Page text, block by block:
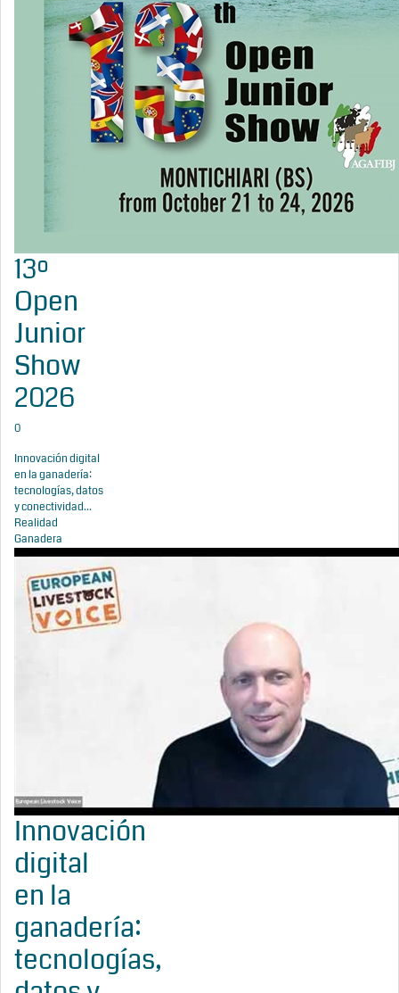
13º
Open
Junior
Show
2026
0
Innovación digital
en la ganadería:
tecnologías, datos
y conectividad...
Realidad
Ganadera
Innovación
digital
en la
ganadería:
tecnologías,